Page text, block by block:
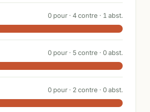
0 pour · 4contre · 1 abst.
0 pour · 5contre · 0abst.
0 pour · 2 contre · 0abst.